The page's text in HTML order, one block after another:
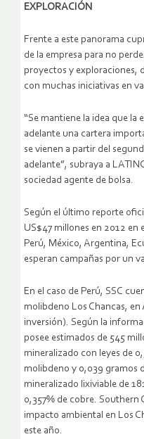
EXPLORACIÓN
Frente a este panorama
de la empresa para no
proyectos y exploraciones,
con muchas iniciativas en
“Se mantiene la idea que la
adelante una cartera
se vienen a partir del
adelante”, subraya a
sociedad agente de bolsa.
Según el último reporte
US$47 millones en 2012 en
Perú, México, Argentina,
esperan campañas por un
En el caso de Perú, SSC
molibdeno Los Chancas,
inversión). Según la
posee estimados de 545
mineralizado con leyes de
molibdeno y 0,039 gramos
mineralizado lixiviable de
0,357% de cobre. Southern
impacto ambiental en Los
este año.